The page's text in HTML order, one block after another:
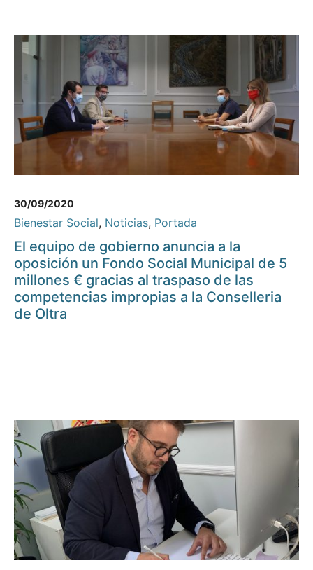
30/09/2020
Bienestar Social, Noticias, Portada
El equipo de gobierno anuncia a la
oposición un Fondo Social Municipal de 5
millones € gracias al traspaso de las
competencias impropias a la Conselleria
de Oltra